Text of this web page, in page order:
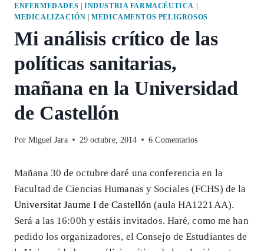
ENFERMEDADES INDUSTRIA FARMACÉUTICA
MEDICALIZACIÓN |MEDICAMENTOS PELIGROSOS
Mi análisis crítico de las
políticas sanitarias,
mañana en la Universidad
de Castellón
Por Miguel Jara 29 octubre, 2014 6 Comentarios
Mañana 30 de octubre daré una conferencia en la
Facultad de Ciencias Humanas y Sociales (FCHS) de la
Universitat Jaume I de Castellón (aula HA1221AA).
Será a las 16:00h y estáis invitados. Haré, como me han
pedido los organizadores, el Consejo de Estudiantes de